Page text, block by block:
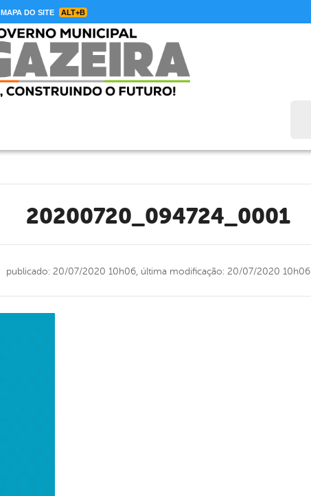
MAPA DO SITE ALT+B
20200720_094724_0001
publicado: 20/07/2020 10h06, última modificação: 20/07/2020 10h06